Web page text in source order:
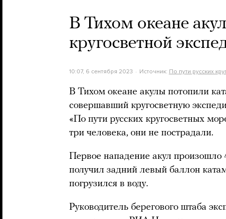
В Тихом океане
кругосветной
10:07, 6 сентября 2023 Источник: По пути русских
В Тихом океане акулы потопили
совершавший кругосветную
«По пути русских кругосветных
три человека, они не пострадали.
Первое нападение акул произошло
получил задний левый баллон
погрузился в воду.
Руководитель берегового штаба